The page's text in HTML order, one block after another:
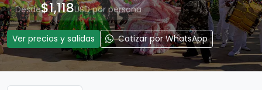
Desde$1,118USD por persona
Ver precios y salidas Cotizar por WhatsApp